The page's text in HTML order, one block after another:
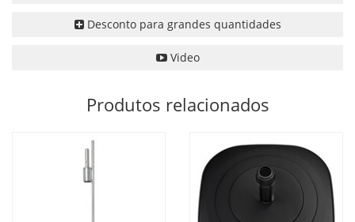
Desconto para grandes quantidades
Video
Produtos relacionados